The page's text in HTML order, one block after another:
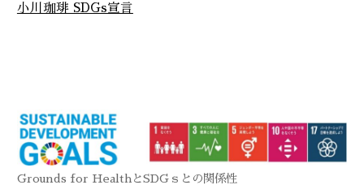
小川珈琲 SDGs宣言
Grounds for HealthとSDGｓとの関係性